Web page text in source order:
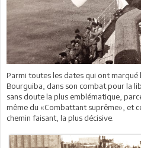
Parmi toutes les dates qui ont
Bourguiba, dans son combat pour la
sans doute la plus emblématique,
même du «Combattant suprême», et
chemin faisant, la plus décisive.